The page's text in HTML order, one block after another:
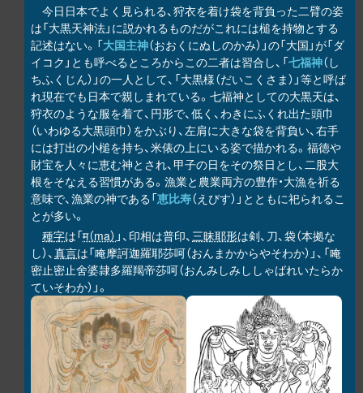
今日日本でよく見られる、狩衣を着け袋を背負った二臂の姿
は「大黒天神法」に説かれるものだがこれには槌を持物とする
記述はない。「大国主神（おおくにぬしのかみ）」の「大国」が「ダ
イコク」とも呼べるところからこの二者は習合し、「七福神（し
ちふくじん）」の一人として、「大黒様（だいこくさま）」等と呼ば
れ現在でも日本で親しまれている。七福神としての大黒天は、
狩衣のような服を着て、円形で、低く、わきにふくれ出た頭巾
（いわゆる大黒頭巾）をかぶり、左肩に大きな袋を背負い、右手
には打出の小槌を持ち、米俵の上にいる姿で描かれる。福徳や
財宝を人々に恵む神とされ、甲子の日をその祭日とし、二股大
根をそなえる習慣がある。漁業と農業両方の豊作・大漁を祈る
意味で、漁業の神である「恵比寿（えびす）」とともに祀られるこ
とが多い。
種字は「म（ma） 」、印相は普印、三昧耶形は剣、刀、袋（本拠な
し）、真言は「唵摩訶迦羅耶莎呵（おんまかからやそわか）」、「唵
密止密止舍婆隷多羅羯帝莎呵（おんみしみししゃばれいたらか
ていそわか）」。